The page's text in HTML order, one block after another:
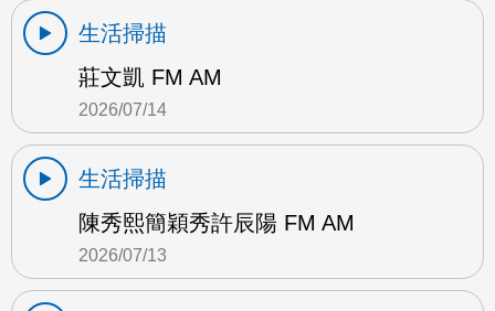
生活掃描
莊文凱 FM AM
2026/07/14
生活掃描
陳秀熙簡穎秀許辰陽 FM AM
2026/07/13